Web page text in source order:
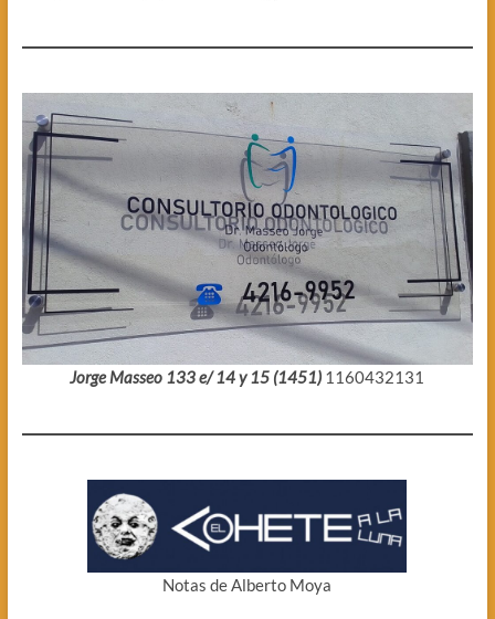
Jorge Masseo 133 e/ 14 y 15 (1451) 1160432131
Notas de Alberto Moya